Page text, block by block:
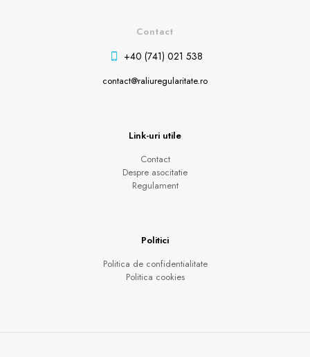
Contact
+40 (741) 021 538
contact@raliuregularitate.ro
Link-uri utile
Contact
Despre asocitatie
Regulament
Politici
Politica de confidentialitate
Politica cookies